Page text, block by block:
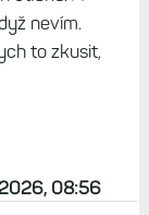
nevím.
to zkusit,
08:56